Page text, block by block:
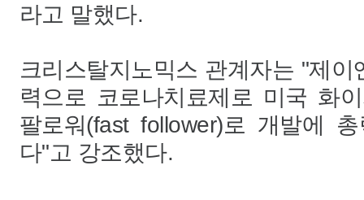
라고 말했다.
크리스탈지노믹스 관계자는 "제이
력으로 코로나치료제로 미국 화
팔로워(fast follower)로 개발에
다"고 강조했다.